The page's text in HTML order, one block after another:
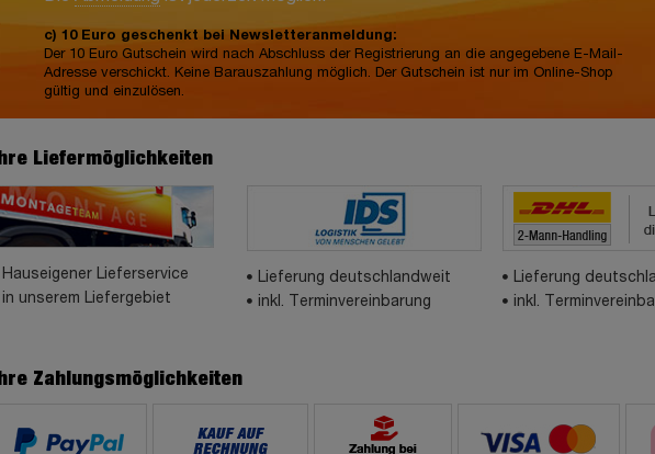
c) 10 Euro geschenkt bei Newsletteranmeldung:
Der 10 Euro Gutschein wird nach Abschluss der Registrierung an die angegebene E-Mail-
Adresse verschickt. Keine Barauszahlung möglich. Der Gutschein ist nur im Online-Shop
gültig und einzulösen.
Ihre Liefermöglichkeiten
Hauseigener Lieferservice
in unserem Liefergebiet
Lieferung deutschlandweit
inkl. Terminvereinbarung
Lieferung
inkl.
Ihre Zahlungsmöglichkeiten